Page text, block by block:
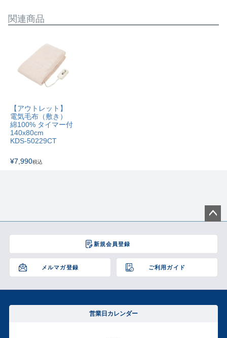
関連商品
【アウトレット】
電気毛布（敷き）
綿100% タイマー付
140x80cm
KDS-50229CT
¥7,990税込
新規会員登録
メルマガ登録 ご利用ガイド
ジト
へ
営業日カレンダー